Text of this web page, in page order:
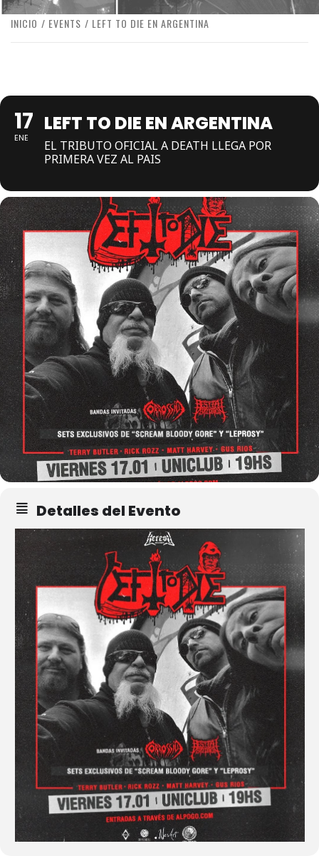
INICIO EVENTS LEFT TO DIE EN ARGENTINA
17
ENE
LEFT TO DIE EN ARGENTINA
EL TRIBUTO OFICIAL A DEATH LLEGA POR
PRIMERA VEZ AL PAIS
Detalles del Evento